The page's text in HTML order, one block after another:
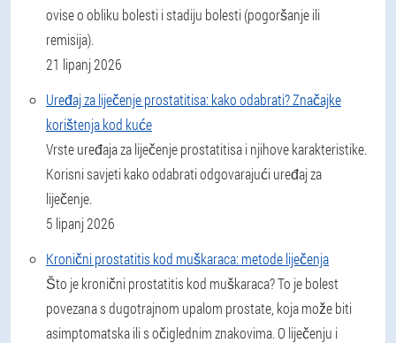
ovise o obliku bolesti i stadiju bolesti (pogoršanje ili
remisija).
21 lipanj 2026
Uređaj za liječenje prostatitisa: kako odabrati? Značajke
korištenja kod kuće
Vrste uređaja za liječenje prostatitisa i njihove karakteristike.
Korisni savjeti kako odabrati odgovarajući uređaj za
liječenje.
5 lipanj 2026
Kronični prostatitis kod muškaraca: metode liječenja
Što je kronični prostatitis kod muškaraca? To je bolest
povezana s dugotrajnom upalom prostate, koja može biti
asimptomatska ili s očiglednim znakovima. O liječenju i